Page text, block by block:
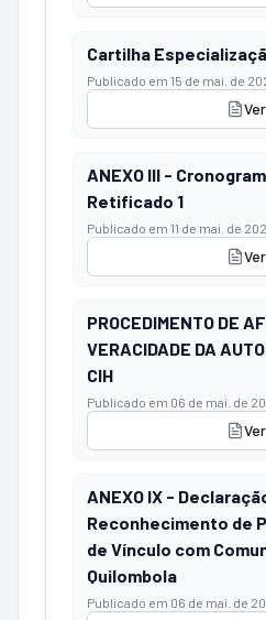
Cartilha
Publicado em 15 de mai. de
Ver
ANEXO III -
Retificado 1
Publicado em 11 de mai. de
Ver
PROCEDIMENTO DE
VERACIDADE DA
CIH
Publicado em 06 de mai. de
Ver
ANEXO IX -
Reconhecimento de
de Vínculo com
Quilombola
Publicado em 06 de mai. de